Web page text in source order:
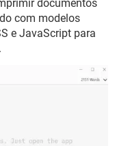
documentos
com modelos
e JavaScript para